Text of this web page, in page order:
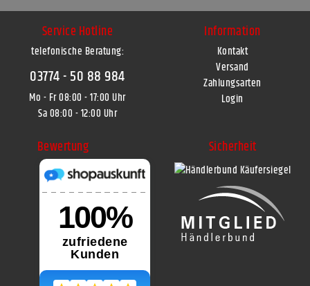
Service Hotline
telefonische Beratung:
03774 - 50 88 984
Mo - Fr 08:00 - 17:00 Uhr
Sa 08:00 - 12:00 Uhr
Information
Kontakt
Versand
Zahlungsarten
Login
Bewertung Sicherheit